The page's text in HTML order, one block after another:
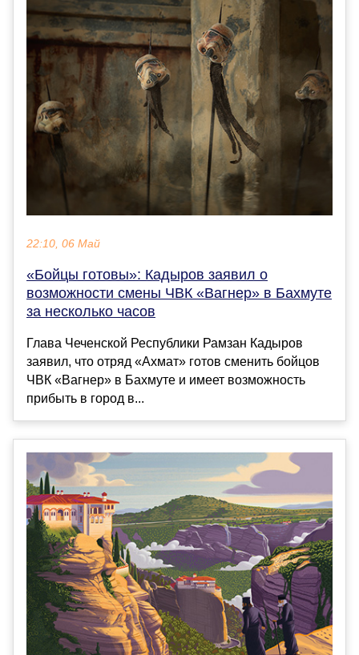
22:10, 06 Май
«Бойцы готовы»: Кадыров заявил о
возможности смены ЧВК «Вагнер» в Бахмуте
за несколько часов
Глава Чеченской Республики Рамзан Кадыров
заявил, что отряд «Ахмат» готов сменить бойцов
ЧВК «Вагнер» в Бахмуте и имеет возможность
прибыть в город в...